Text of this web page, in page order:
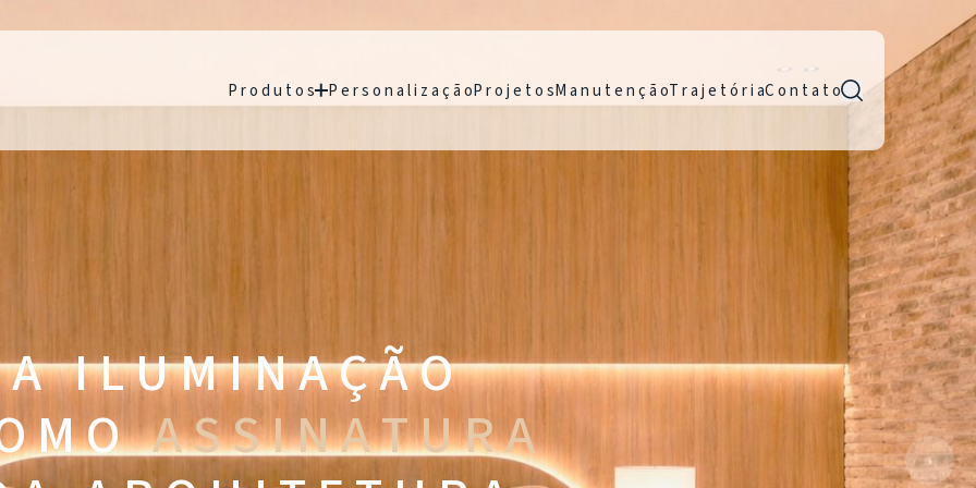
P r o d u t o s P e r s o n a l i z a ç ã oP r o j e t o sM a n u t e n ç ã oT r a j e t ó r i aC o n t a t o
A I L U M I N A Ç Ã O
M OA S S I N A T U R A
›